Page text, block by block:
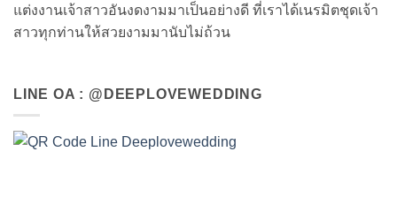
แต่งงานเจ้าสาวอันงดงามมาเป็นอย่างดี ที่เราได้เนรมิตชุดเจ้า
สาวทุกท่านให้สวยงามมานับไม่ถ้วน
LINE OA : @DEEPLOVEWEDDING